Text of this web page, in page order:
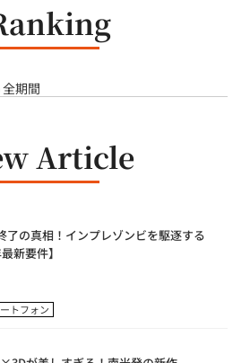
全期間
Article
了の真相！インプレゾンビを駆逐する
新要件】
トフォン